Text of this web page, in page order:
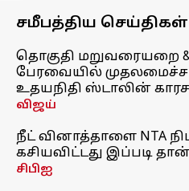
சமீபத்திய செய்திகள்
தொகுதி மறுவரையறை &
பேரவையில்
உதயநிதி ஸ்டாலின்
விஜய்
நீட் வினாத்தாளை NTA
கசியவிட்டது இப்படி
சிபிஐ